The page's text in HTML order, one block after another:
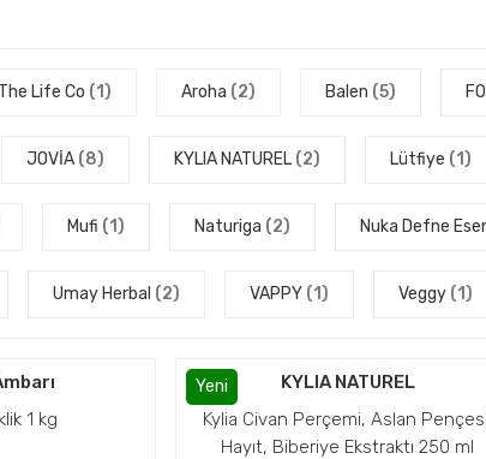
The Life Co (1) Aroha (2) Balen (5)
JOVİA (8) KYLIA NATUREL (2) Lütfiye (1)
Mufi (1) Naturiga (2) Nuka Defne
Umay Herbal (2) VAPPY (1) Veggy (1)
1 kg
Yeni
KYLIA NATUREL
Kylia Civan Perçemi, Aslan
Hayıt, Biberiye Ekstraktı 250 ml